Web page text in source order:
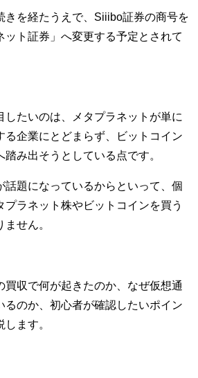
きを経たうえで、Siiibo証券の商号を
ット証券」へ変更する予定とされて
したいのは、メタプラネットが単に
る企業にとどまらず、ビットコイン
み出そうとしている点です。
話題になっているからといって、個
プラネット株やビットコインを買う
せん。
買収で何が起きたのか、なぜ仮想通
るのか、初心者が確認したいポイン
します。